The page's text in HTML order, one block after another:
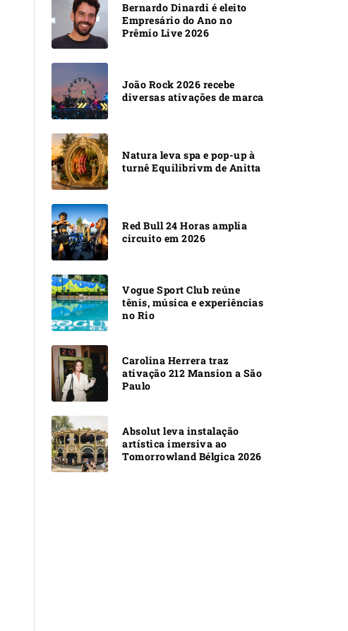
Bernardo Dinardi é eleito
Empresário do Ano no
Prêmio Live 2026
João Rock 2026 recebe
diversas ativações de marca
Natura leva spa e pop-up à
turnê Equilibrivm de Anitta
Red Bull 24 Horas amplia
circuito em 2026
Vogue Sport Club reúne
tênis, música e experiências
no Rio
Carolina Herrera traz
ativação 212 Mansion a São
Paulo
Absolut leva instalação
artística imersiva ao
Tomorrowland Bélgica 2026